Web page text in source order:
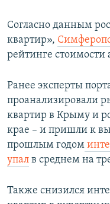
Согласно данным
квартир»,
рейтинге стоимости
Ранее эксперты
проанализировали
квартир в Крыму и
крае – и пришли к
прошлым годом
упал в среднем на
Также снизился